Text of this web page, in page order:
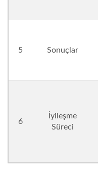
5 Sonuçlar
6
İyileşme
Süreci